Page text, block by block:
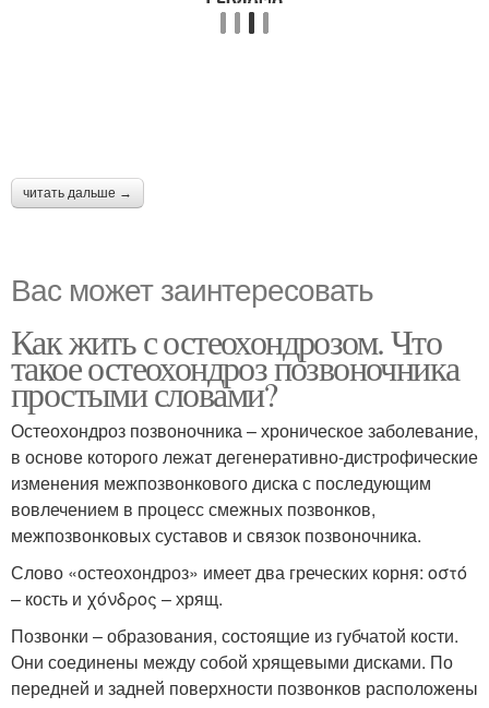
читать дальше →
Вас может заинтересовать
Как жить с остеохондрозом. Что
такое остеохондроз позвоночника
простыми словами?
Остеохондроз позвоночника – хроническое заболевание,
в основе которого лежат дегенеративно-дистрофические
изменения межпозвонкового диска с последующим
вовлечением в процесс смежных позвонков,
межпозвонковых суставов и связок позвоночника.
Слово «остеохондроз» имеет два греческих корня: οστό
– кость и χόνδρος – хрящ.
Позвонки – образования, состоящие из губчатой кости.
Они соединены между собой хрящевыми дисками. По
передней и задней поверхности позвонков расположены